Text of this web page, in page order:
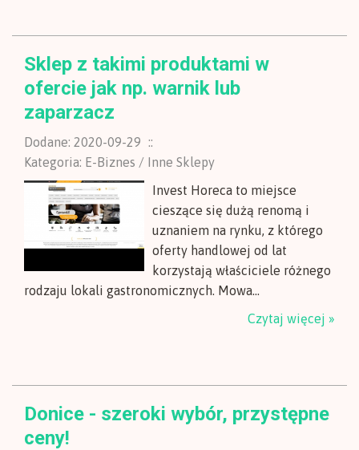
Sklep z takimi produktami w
ofercie jak np. warnik lub
zaparzacz
Dodane: 2020-09-29 ::
Kategoria: E-Biznes / Inne Sklepy
Invest Horeca to miejsce
cieszące się dużą renomą i
uznaniem na rynku, z którego
oferty handlowej od lat
korzystają właściciele różnego
rodzaju lokali gastronomicznych. Mowa...
Czytaj więcej »
Donice - szeroki wybór, przystępne
ceny!